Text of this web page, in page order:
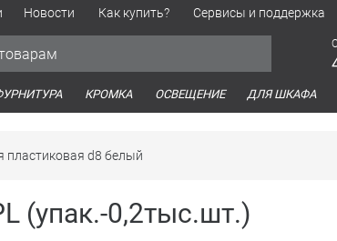
Новости Как купить? Сервисы и поддержка
КРОМКА ОСВЕЩЕНИЕ ДЛЯ ШКАФА
пластиковая d8 белый
(упак.-0,2тыс.шт.)